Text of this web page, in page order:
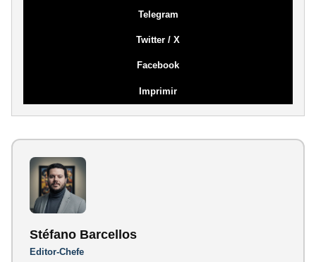
Telegram
Twitter / X
Facebook
Imprimir
Stéfano Barcellos
Editor-Chefe